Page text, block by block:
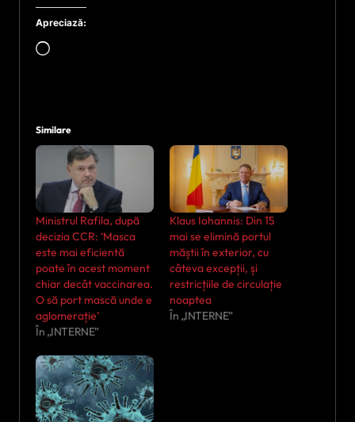
Apreciază:
Încarc...
Similare
Ministrul Rafila, după
decizia CCR: ‘Masca
este mai eficientă
poate în acest moment
chiar decât vaccinarea.
O să port mască unde e
aglomerație’
În „INTERNE”
Klaus Iohannis: Din 15
mai se elimină portul
măștii în exterior, cu
câteva excepții, și
restricțiile de circulație
noaptea
În „INTERNE”